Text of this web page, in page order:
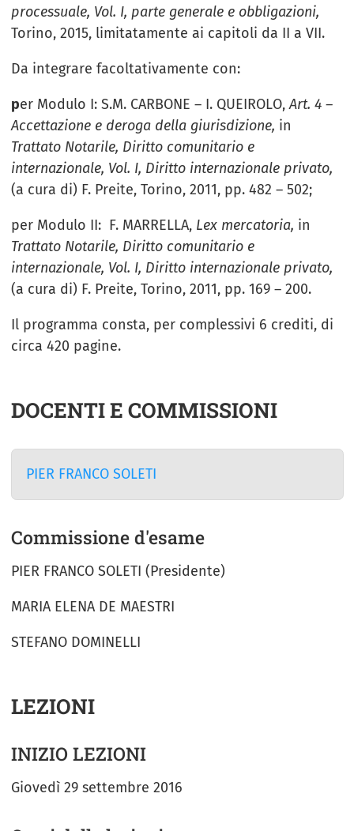
processuale, Vol. I, parte generale e obbligazioni,
Torino, 2015, limitatamente ai capitoli da II a VII.
Da integrare facoltativamente con:
per Modulo I: S.M. CARBONE – I. QUEIROLO,Art. 4 –
Accettazione e deroga della giurisdizione, in
Trattato Notarile, Diritto comunitario e
internazionale, Vol. I, Diritto internazionale privato,
(a cura di) F. Preite, Torino, 2011, pp. 482 – 502;
per Modulo II: F. MARRELLA, Lex mercatoria, in
Trattato Notarile, Diritto comunitario e
internazionale, Vol. I, Diritto internazionale privato,
(a cura di) F. Preite, Torino, 2011, pp. 169 – 200.
Il programma consta, per complessivi 6 crediti, di
circa 420 pagine.
DOCENTI E COMMISSIONI
PIER FRANCO SOLETI
Commissione d'esame
PIER FRANCO SOLETI (Presidente)
MARIA ELENA DE MAESTRI
STEFANO DOMINELLI
LEZIONI
INIZIO LEZIONI
Giovedì 29 settembre 2016